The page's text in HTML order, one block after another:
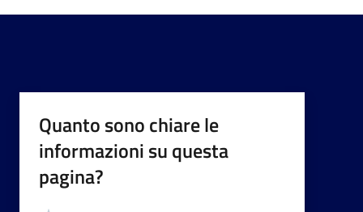
Quanto sono chiare le
informazioni su questa
pagina?